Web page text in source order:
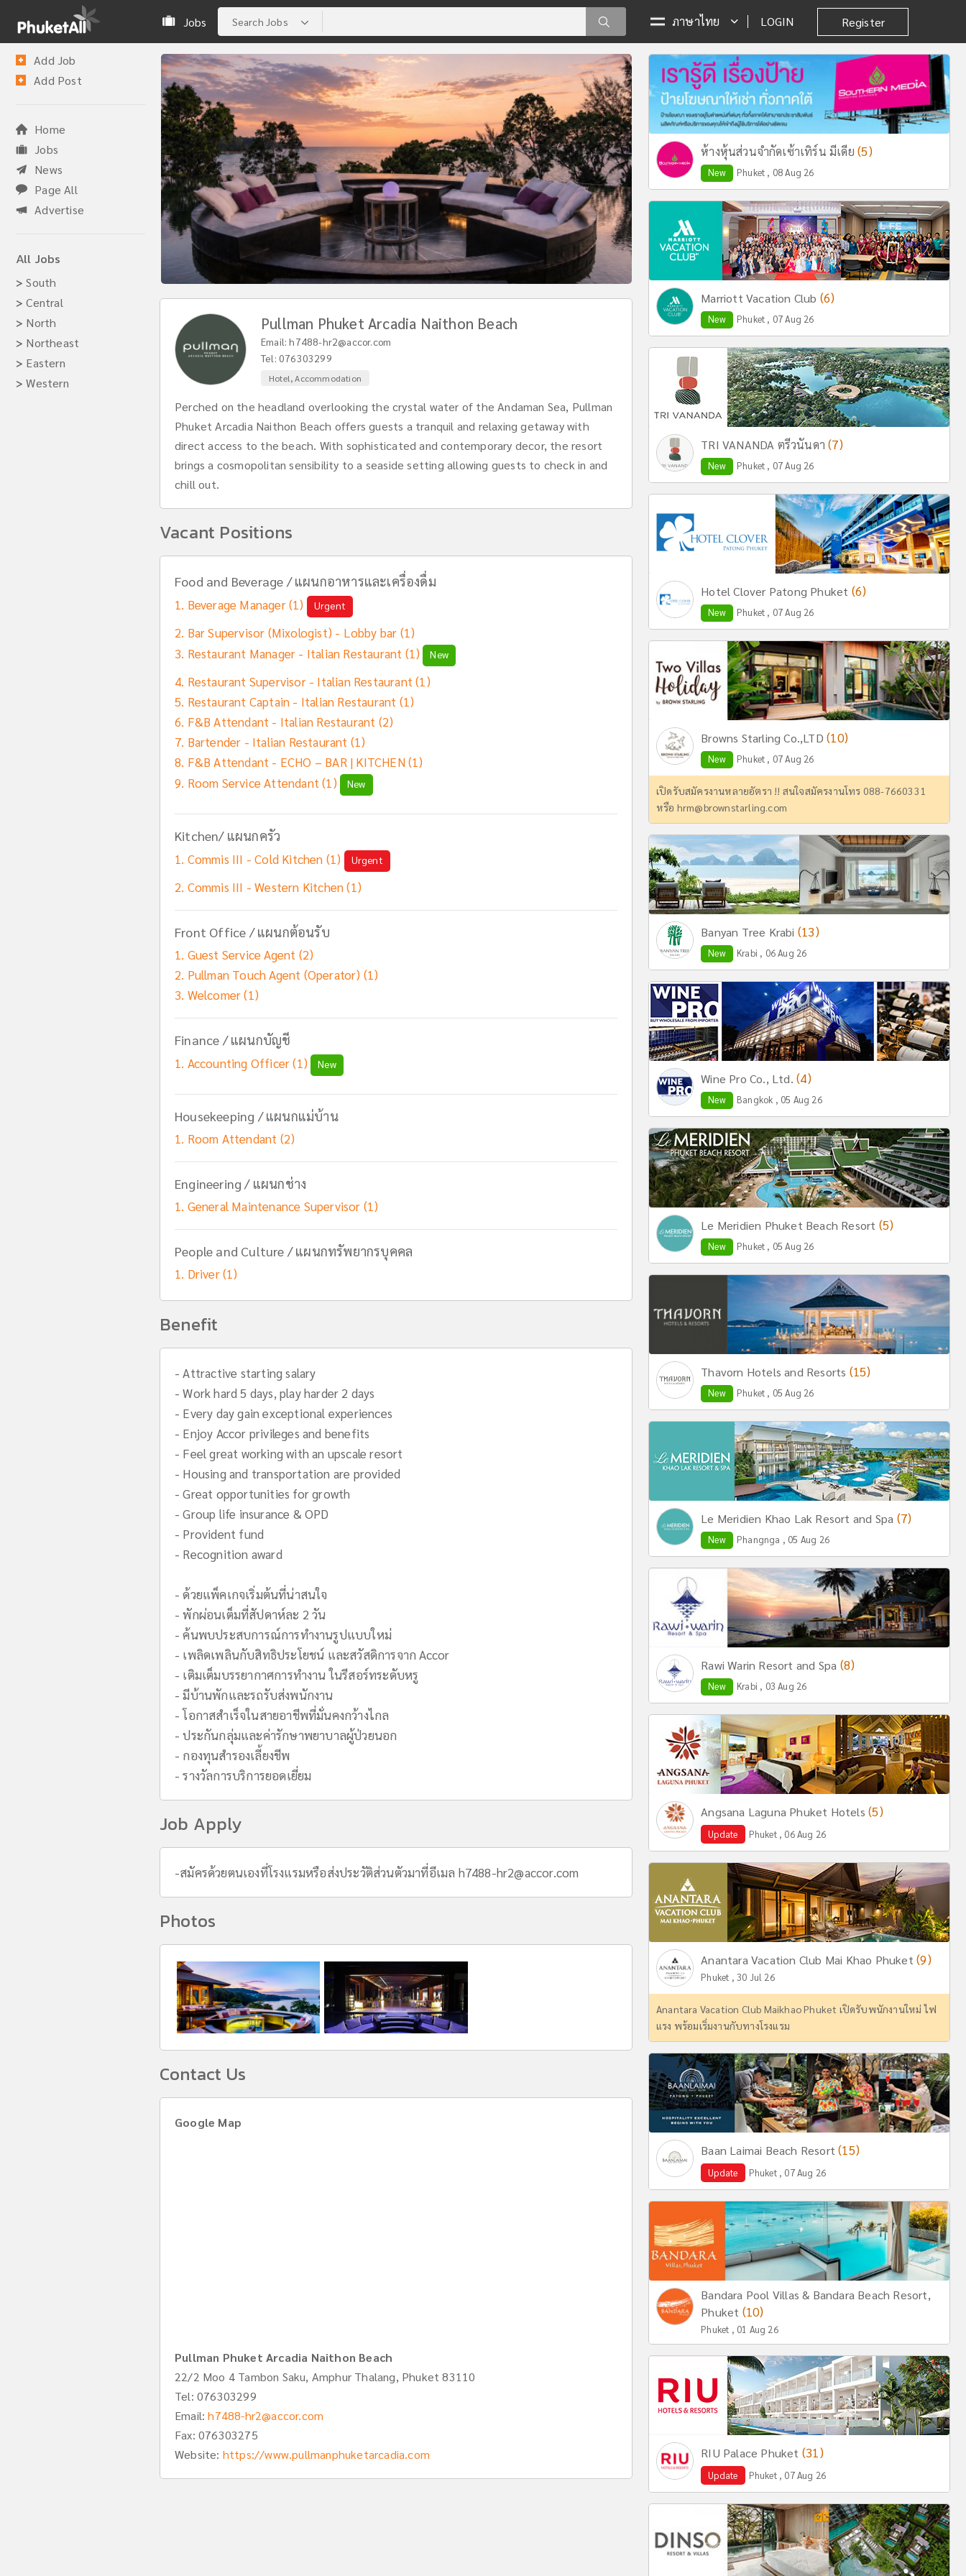
Jobs Search Jobs ภาษาไทย LOGIN Register
Add Job
Add Post
Home
Jobs
News
Page All
Advertise
All Jobs
> South
> Central
> North
> Northeast
> Eastern
> Western
Pullman Phuket Arcadia Naithon Beach
Email:h7488-hr2@accor.com
Tel: 076303299
Hotel, Accommodation
Perched on the headland overlooking the crystal water of the Andaman Sea, Pullman
Phuket Arcadia Naithon Beach offers guests a tranquil and relaxing getaway with
direct access to the beach. With sophisticated and contemporary decor, the resort
brings a cosmopolitan sensibility to a seaside setting allowing guests to check in and
chill out.
Vacant Positions
Food and Beverage / แผนกอาหารและเครื่องดื่ม
Beverage Manager (1) Urgent
Bar Supervisor (Mixologist) - Lobby bar (1)
Restaurant Manager - Italian Restaurant (1)
New
Restaurant Supervisor - Italian Restaurant (1)
Restaurant Captain - Italian Restaurant (1)
F&B Attendant - Italian Restaurant (2)
Bartender - Italian Restaurant (1)
F&B Attendant - ECHO – BAR | KITCHEN (1)
Room Service Attendant (1)
New
Kitchen/ แผนกครัว
Commis III - Cold Kitchen (1) Urgent
Commis III - Western Kitchen (1)
Front Office / แผนกต้อนรับ
Guest Service Agent (2)
Pullman Touch Agent (Operator) (1)
Welcomer (1)
Finance / แผนกบัญชี
Accounting Officer (1) New
Housekeeping / แผนกแม่บ้าน
Room Attendant (2)
Engineering / แผนกช่าง
General Maintenance Supervisor (1)
People and Culture / แผนกทรัพยากรบุคคล
Driver (1)
Benefit
- Attractive starting salary
- Work hard 5 days, play harder 2 days
- Every day gain exceptional experiences
- Enjoy Accor privileges and benefits
- Feel great working with an upscale resort
- Housing and transportation are provided
- Great opportunities for growth
- Group life insurance & OPD
- Provident fund
- Recognition award
- ด้วยแพ็คเกจเริ่มต้นที่น่าสนใจ
- พักผ่อนเต็มที่สัปดาห์ละ 2 วัน
- ค้นพบประสบการณ์การทำงานรูปแบบใหม่
- เพลิดเพลินกับสิทธิประโยชน์ และสวัสดิการจาก Accor
- เติมเต็มบรรยากาศการทำงาน ในรีสอร์ทระดับหรู
- มีบ้านพักและรถรับส่งพนักงาน
- โอกาสสำเร็จในสายอาชีพที่มั่นคงกว้างไกล
- ประกันกลุ่มและค่ารักษาพยาบาลผู้ป่วยนอก
- กองทุนสำรองเลี้ยงชีพ
- รางวัลการบริการยอดเยี่ยม
Job Apply
-สมัครด้วยตนเองที่โรงแรมหรือส่งประวัติส่วนตัวมาที่อีเมล h7488-hr2@accor.com
Photos
Contact Us
Google Map
Pullman Phuket Arcadia Naithon Beach
22/2 Moo 4 Tambon Saku, Amphur Thalang, Phuket 83110
Tel: 076303299
Email:h7488-hr2@accor.com
Fax: 076303275
Website: https://www.pullmanphuketarcadia.com
ห้างหุ้นส่วนจำกัดเซ้าเทิร์น มีเดีย(5)
New Phuket , 08 Aug 26
Marriott Vacation Club (6)
New Phuket , 07 Aug 26
TRI VANANDA ตรีวนันดา(7)
New Phuket , 07 Aug 26
Hotel Clover Patong Phuket (6)
New Phuket , 07 Aug 26
Browns Starling Co.,LTD(10)
New Phuket , 07 Aug 26
เปิดรับสมัครงานหลายอัตรา !! สนใจสมัครงานโทร 088-7660331
หรือ hrm@brownstarling.com
Banyan Tree Krabi (13)
New Krabi , 06 Aug 26
Wine Pro Co., Ltd.(4)
New Bangkok , 05 Aug 26
Le Meridien Phuket Beach Resort (5)
New Phuket , 05 Aug 26
Thavorn Hotels and Resorts (15)
New Phuket , 05 Aug 26
Le Meridien Khao Lak Resort and Spa (7)
New Phangnga , 05 Aug 26
Rawi Warin Resort and Spa (8)
New Krabi , 03 Aug 26
Angsana Laguna Phuket Hotels(5)
Update Phuket , 06 Aug 26
Anantara Vacation Club Mai Khao Phuket(9)
Phuket , 30 Jul 26
Anantara Vacation Club Maikhao Phuket เปิดรับพนักงานใหม่ ไฟ
แรง พร้อมเริ่มงานกับทางโรงแรม
Baan Laimai Beach Resort(15)
Update Phuket , 07 Aug 26
Bandara Pool Villas & Bandara Beach Resort,
Phuket (10)
Phuket , 01 Aug 26
RIU Palace Phuket (31)
Update Phuket , 07 Aug 26